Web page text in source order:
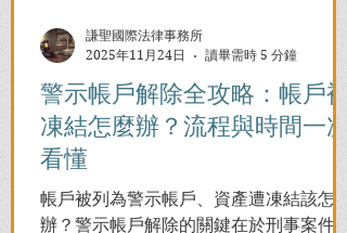
警示帳戶解除全攻略：帳戶被
凍結怎麼辦？流程與時間一次
看懂
帳戶被列為警示帳戶、資產遭凍結該怎麼
辦？警示帳戶解除的關鍵在於刑事案件的
謙聖國際法律事務所
2025年11月24日
讀畢需時 5 分鐘